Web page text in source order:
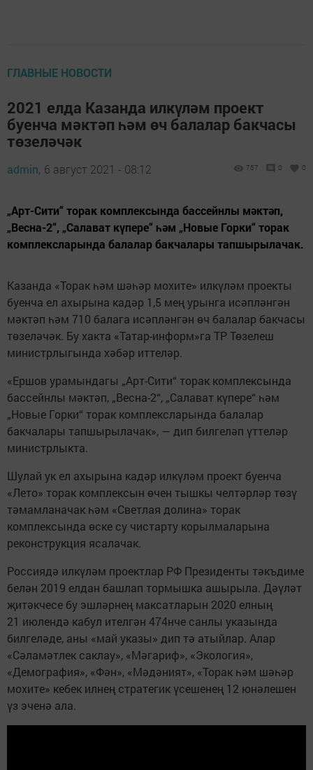
ГЛАВНЫЕ НОВОСТИ
2021 елда Казанда илкүләм проект
буенча мәктәп һәм өч балалар бакчасы
төзеләчәк
admin, 6 август 2021 - 08:12 757 0 0
„Арт-Сити“ торак комплексында бассейнлы мәктәп,
„Весна-2“, „Салават күпере“ һәм „Новые Горки“ торак
комплексларында балалар бакчалары тапшырылачак.
Казанда «Торак һәм шәһәр мохите» илкүләм проекты
буенча ел ахырына кадәр 1,5 мең урынга исәпләнгән
мәктәп һәм 710 балага исәпләнгән өч балалар бакчасы
төзеләчәк. Бу хакта «Татар-информ»га ТР Төзелеш
министрлыгында хәбәр иттеләр.
«Ершов урамындагы „Арт-Сити“ торак комплексында
бассейнлы мәктәп, „Весна-2“, „Салават күпере“ һәм
„Новые Горки“ торак комплексларында балалар
бакчалары тапшырылачак», — дип билгеләп үттеләр
министрлыкта.
Шулай ук ел ахырына кадәр илкүләм проект буенча
«Лето» торак комплексын өчен тышкы челтәрләр төзү
тәмамланачак һәм «Светлая долина» торак
комплексында өске су чистарту корылмаларына
реконструкция ясалачак.
Россиядә илкүләм проектлар РФ Президенты тәкъдиме
белән 2019 елдан башлап тормышка ашырыла. Дәүләт
җитәкчесе бу эшләрнең максатларын 2020 елның
21 июлендә кабул ителгән 474нче санлы указында
билгеләде, аны «май указы» дип тә атыйлар. Алар
«Сәламәтлек саклау», «Мәгариф», «Экология»,
«Демография», «Фән», «Мәдәният», «Торак һәм шәһәр
мохите» кебек илнең стратегик үсешенең 12 юнәлешен
үз эченә ала.